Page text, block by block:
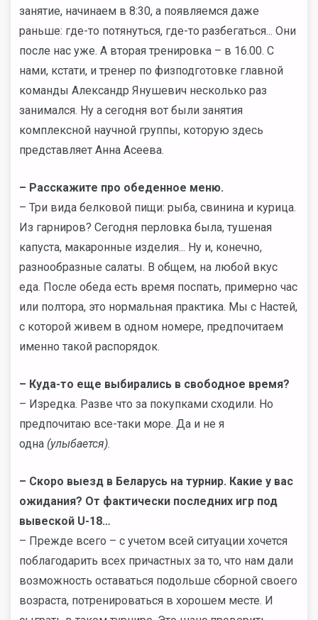
занятие, начинаем в 8:30, а появляемся даже
раньше: где-то потянуться, где-то разбегаться... Они
после нас уже. А вторая тренировка – в 16.00. С
нами, кстати, и тренер по физподготовке главной
команды Александр Янушевич несколько раз
занимался. Ну а сегодня вот были занятия
комплексной научной группы, которую здесь
представляет Анна Асеева.
– Расскажите про обеденное меню.
– Три вида белковой пищи: рыба, свинина и курица.
Из гарниров? Сегодня перловка была, тушеная
капуста, макаронные изделия... Ну и, конечно,
разнообразные салаты. В общем, на любой вкус
еда. После обеда есть время поспать, примерно час
или полтора, это нормальная практика. Мы с Настей,
с которой живем в одном номере, предпочитаем
именно такой распорядок.
– Куда-то еще выбирались в свободное время?
– Изредка. Разве что за покупками сходили. Но
предпочитаю все-таки море. Да и не я
одна (улыбается).
– Скоро выезд в Беларусь на турнир. Какие у вас
ожидания? От фактически последних игр под
вывеской U-18…
– Прежде всего – с учетом всей ситуации хочется
поблагодарить всех причастных за то, что нам дали
возможность оставаться подольше сборной своего
возраста, потренироваться в хорошем месте. И